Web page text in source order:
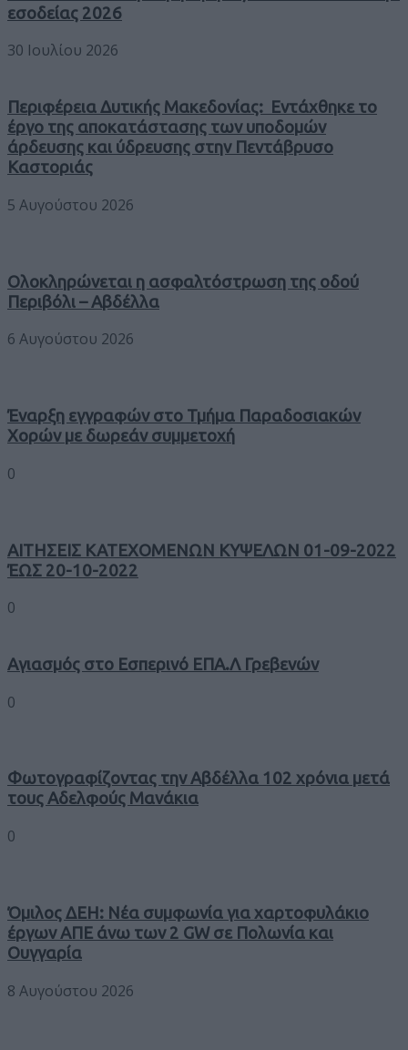
εσοδείας 2026
30 Ιουλίου 2026
Περιφέρεια Δυτικής Μακεδονίας: Εντάχθηκε το
έργο της αποκατάστασης των υποδομών
άρδευσης και ύδρευσης στην Πεντάβρυσο
Καστοριάς
5 Αυγούστου 2026
Ολοκληρώνεται η ασφαλτόστρωση της οδού
Περιβόλι – Αβδέλλα
6 Αυγούστου 2026
Έναρξη εγγραφών στο Τμήμα Παραδοσιακών
Χορών με δωρεάν συμμετοχή
0
ΑΙΤΗΣΕΙΣ ΚΑΤΕΧΟΜΕΝΩΝ ΚΥΨΕΛΩΝ 01-09-2022
ΈΩΣ 20-10-2022
0
Αγιασμός στο Εσπερινό ΕΠΑ.Λ Γρεβενών
0
Φωτογραφίζοντας την Αβδέλλα 102 χρόνια μετά
τους Αδελφούς Μανάκια
0
Όμιλος ΔΕΗ: Νέα συμφωνία για χαρτοφυλάκιο
έργων ΑΠΕ άνω των 2 GW σε Πολωνία και
Ουγγαρία
8 Αυγούστου 2026